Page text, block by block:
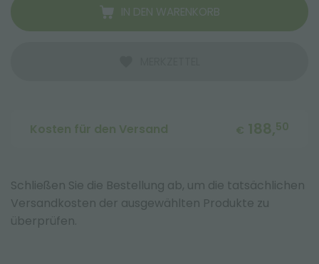
IN DEN WARENKORB
Kosten für den Versand € 188,50
Schließen Sie die Bestellung ab, um die tatsächlichen
Versandkosten der ausgewählten Produkte zu
überprüfen.